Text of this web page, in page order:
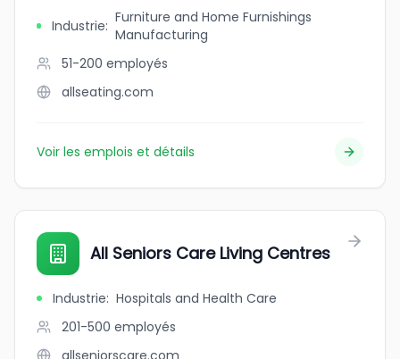
Industrie: Furniture and Home Furnishings
Manufacturing
51-200 employés
allseating.com
Voir les emplois et détails
All Seniors Care Living Centres
Industrie: Hospitals and Health Care
201-500 employés
allseniorscare.com